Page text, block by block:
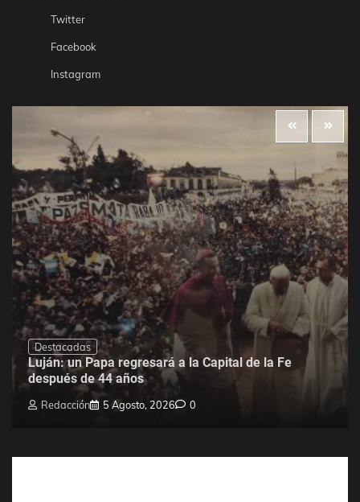
Twitter
Facebook
Instagram
Destacadas
Luján: un Papa regresará a la Capital de la Fe
después de 44 años
Redacción 5 Agosto, 2026 0